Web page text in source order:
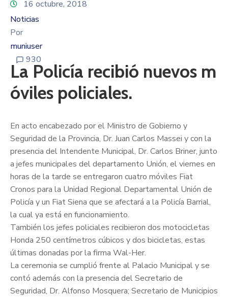
16 octubre, 2018
Noticias
Por
muniuser
930
La Policía recibió nuevos m
óviles policiales.
En acto encabezado por el Ministro de Gobierno y
Seguridad de la Provincia, Dr. Juan Carlos Massei y con la
presencia del Intendente Municipal, Dr. Carlos Briner, junto
a jefes municipales del departamento Unión, el viernes en
horas de la tarde se entregaron cuatro móviles Fiat
Cronos para la Unidad Regional Departamental Unión de
Policía y un Fiat Siena que se afectará a la Policía Barrial,
la cual ya está en funcionamiento.
También los jefes policiales recibieron dos motocicletas
Honda 250 centímetros cúbicos y dos bicicletas, estas
últimas donadas por la firma Wal-Her.
La ceremonia se cumplió frente al Palacio Municipal y se
contó además con la presencia del Secretario de
Seguridad, Dr. Alfonso Mosquera; Secretario de Municipios